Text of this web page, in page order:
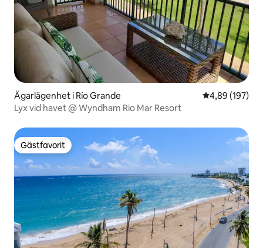
Ägarlägenhet i Río Grande 4,89 av 5 i
4,89 (197)
Lyx vid havet @ Wyndham Rio Mar Resort
Gästfavorit
Gästfavorit